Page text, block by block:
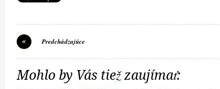
Predchádzajúce
Mohlo by Vás tiež zaujímať: